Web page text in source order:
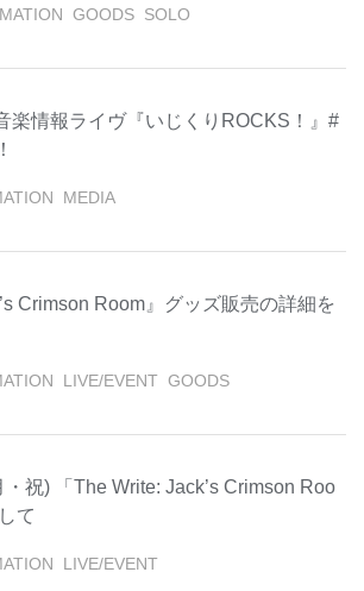
GOODS SOLO
楽情報ライヴ『いじくりROCKS！』#
MEDIA
Crimson Room』グッズ販売の詳細を
LIVE/EVENT GOODS
祝) 「The Write: Jack’s Crimson Roo
て
LIVE/EVENT